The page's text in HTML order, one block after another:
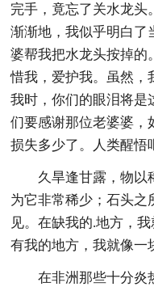
完手，竟忘了关水龙头
渐渐地，我似乎明白了
婆帮我把水龙头按掉的
惜我，爱护我。虽然，
我时，你们的眼泪将是
们要感谢那位老婆婆，
损失多少了。人类醒悟
久旱逢甘露，物以
为它非常稀少；石头之
见。在缺我的.地方，
有我的地方，我就像一
在非洲那些十分炎